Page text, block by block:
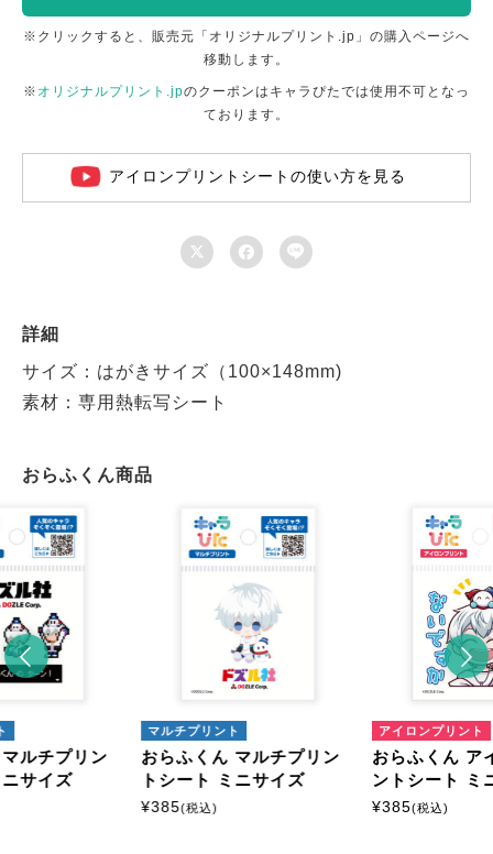
※クリックすると、販売元「オリジナルプリント.jp」の購入ページへ
移動します。
※ オリジナルプリント.jpのクーポンはキャラぴたでは使用不可となっ
ております。
アイロンプリントシートの使い方を見る
  
詳細
サイズ：はがきサイズ（100×148mm)
素材：専用熱転写シート
おらふくん商品
ルチプリン
サイズ
マルチプリント
おらふくん マルチプリン
トシート ミニサイズ
¥385(税込)
アイロンプリント
おらふくん ア
ントシート ミ
¥385(税込)